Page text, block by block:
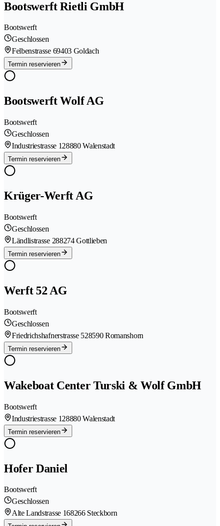
Bootswerft Rietli GmbH
Bootswerft
Geschlossen
Felbenstrasse 69403 Goldach
Termin reservieren
Bootswerft Wolf AG
Bootswerft
Geschlossen
Industriestrasse 128880 Walenstadt
Termin reservieren
Krüger-Werft AG
Bootswerft
Geschlossen
Ländlistrasse 288274 Gottlieben
Termin reservieren
Werft 52 AG
Bootswerft
Geschlossen
Friedrichshafnerstrasse 528590 Romanshorn
Termin reservieren
Wakeboat Center Turski & Wolf GmbH
Bootswerft
Industriestrasse 128880 Walenstadt
Termin reservieren
Hofer Daniel
Bootswerft
Geschlossen
Alte Landstrasse 168266 Steckborn